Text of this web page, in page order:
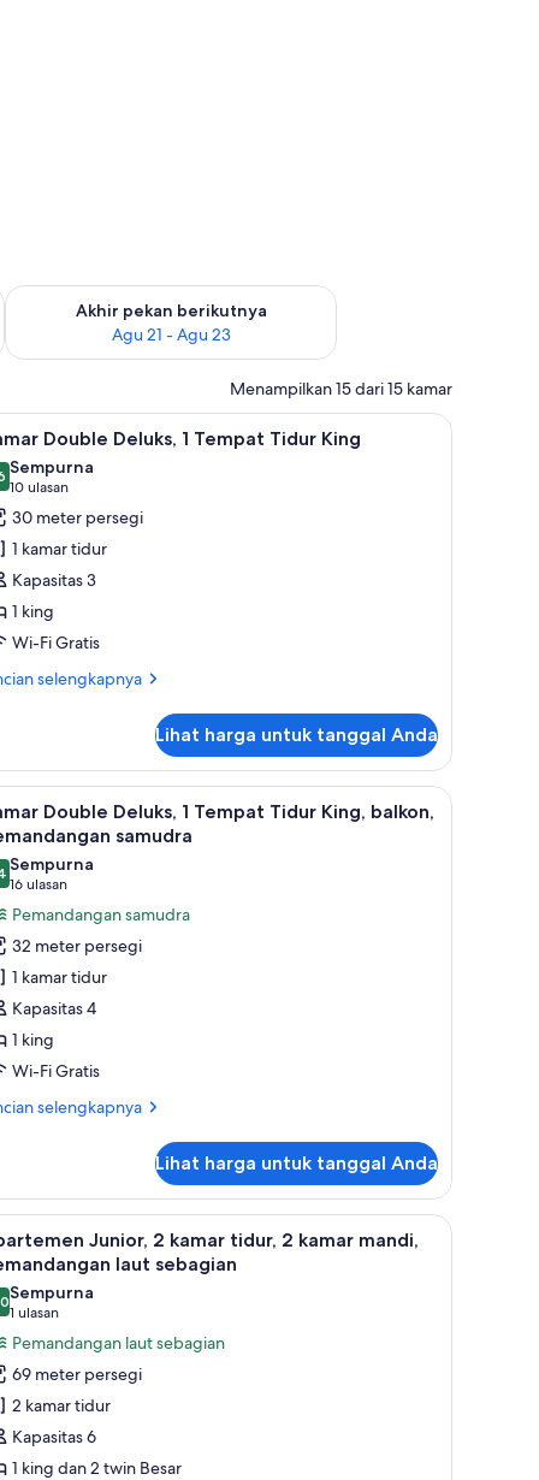
Agu 14 - Agu 16
Akhir pekan berikutnya
Agu 21 - Agu 23
Periksa ketersediaan untuk akhir pekan berikutnya Agu 21 -
Menampilkan 15 dari 15 kamar
busa memori, minibar, dan brankasKamar Double Deluks, 1 Tempat Tidur King
4 Double Deluks, 1 Tempat Tidur King
dari 10
Sempurna
10 ulasan
(10
ulasan)
30 meter persegi
1 kamar tidur
Kapasitas 3
1 king
Wi-Fi Gratis
selengkapnya
Lihat harga untuk tanggal Anda
pemandangan laut sebagian | Pemandangan dari kamar
Kamar Double Deluks, 1 Tempat Tidur
6
Double Deluks, 1 Tempat Tidur King, balkon,
samudra
dari 10
Sempurna
16 ulasan
(16
ulasan)
Pemandangan samudra
32 meter persegi
1 kamar tidur
Kapasitas 4
1 king
Wi-Fi Gratis
selengkapnya
Lihat harga untuk tanggal Anda
pemandangan samudra | Seprai premium, busa memori, minibar, dan
Apartemen Junior, 2 kamar tidur, 2 kamar
6
Junior, 2 kamar tidur, 2 kamar mandi,
laut sebagian
dari 10
Sempurna
1 ulasan
(1
ulasan)
Pemandangan laut sebagian
69 meter persegi
2 kamar tidur
Kapasitas 6
1 king dan 2 twin Besar